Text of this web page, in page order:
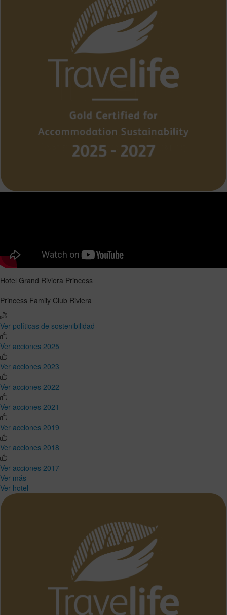
Hotel Grand Riviera Princess
Princess Family Club Riviera
Ver políticas de sostenibilidad
Ver acciones 2025
Ver acciones 2023
Ver acciones 2022
Ver acciones 2021
Ver acciones 2019
Ver acciones 2018
Ver acciones 2017
Ver más
Ver hotel